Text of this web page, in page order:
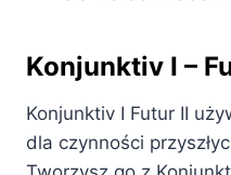
Konjunktiv I –
Konjunktiv I Futur II
dla czynności